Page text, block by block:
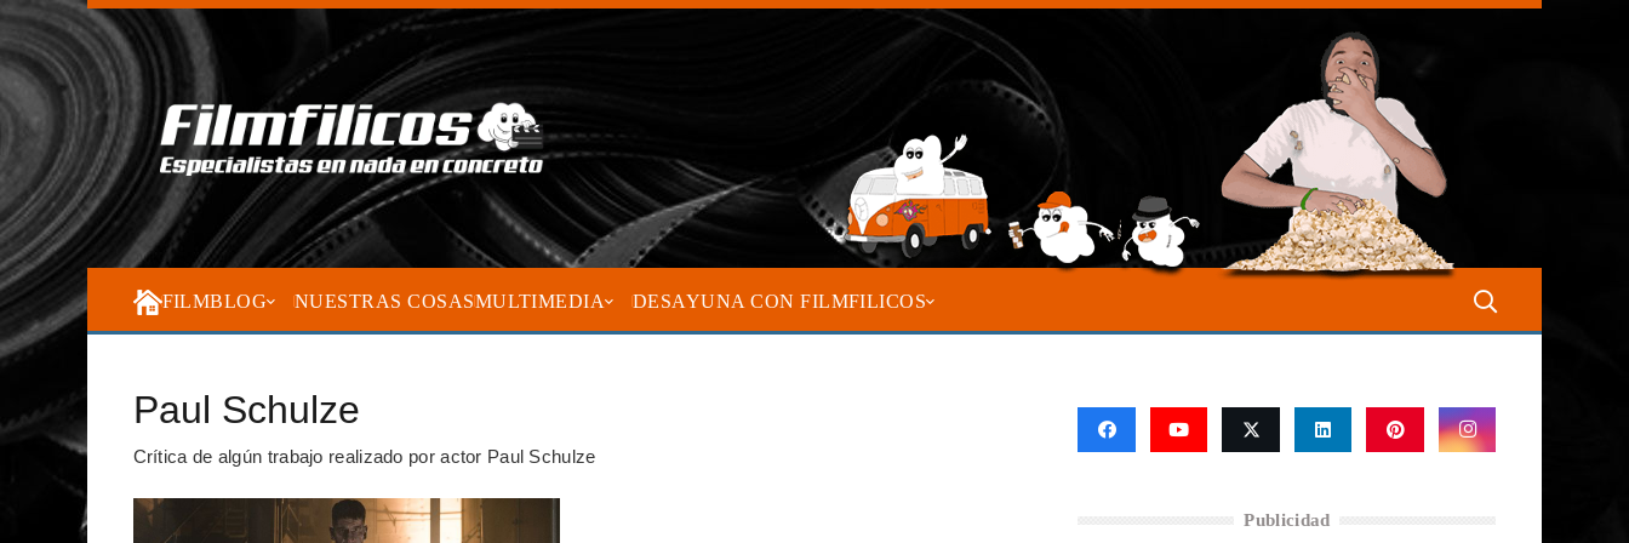
FILMBLOG NUESTRAS COSASMULTIMEDIA DESAYUNA CON FILMFILICOS
Paul Schulze
Crítica de algún trabajo realizado por actor Paul Schulze
Publicidad